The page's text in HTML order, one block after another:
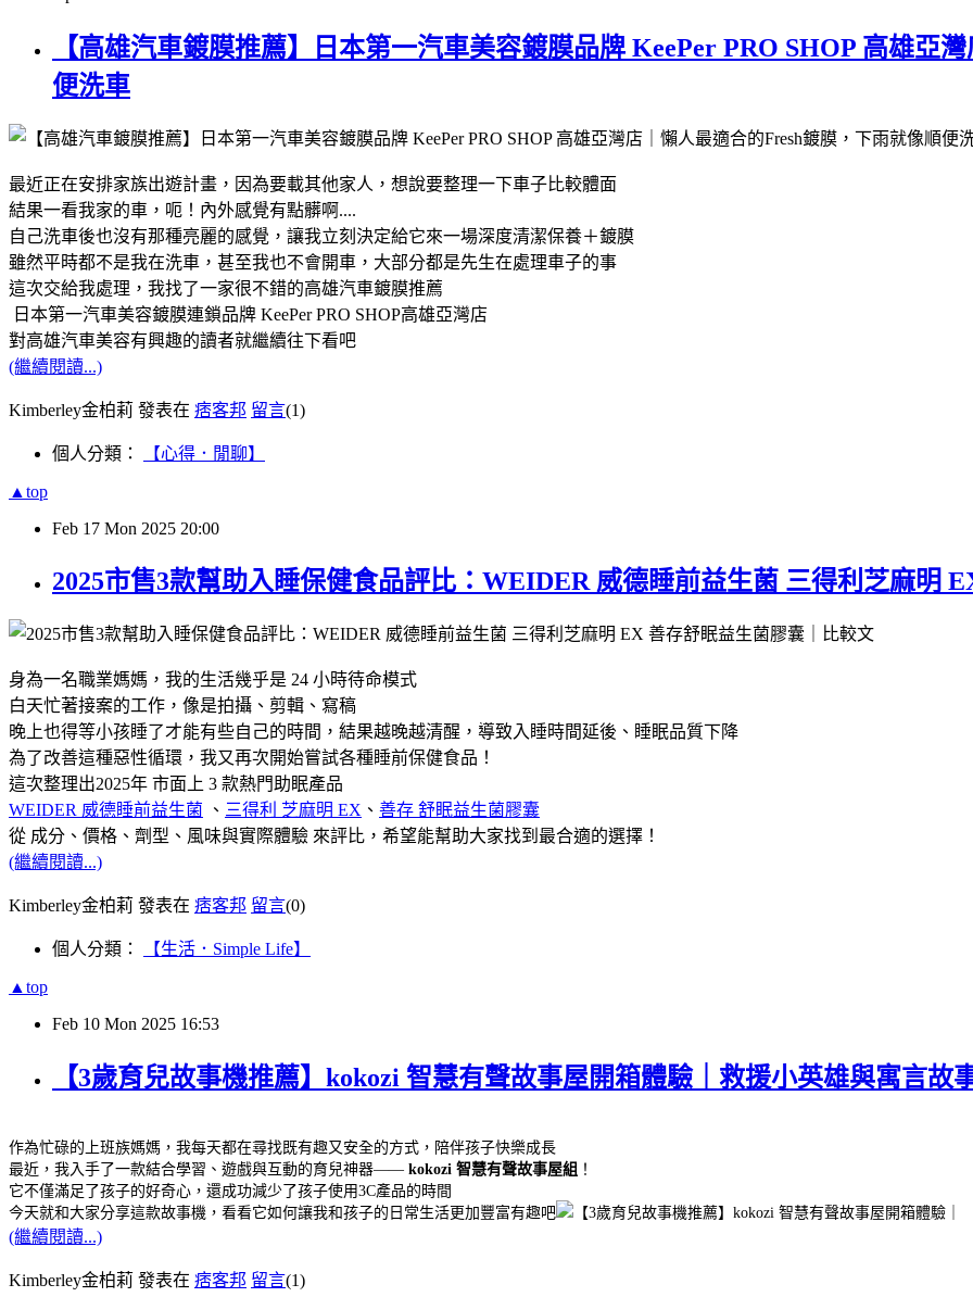
【高雄汽車鍍膜推薦】日本第一汽車美容鍍膜品牌 KeePer PRO SHOP 高雄亞
便洗車
最近正在安排家族出遊計畫，因為要載其他家人，想說要整理一下車子比較體面
結果一看我家的車，呃！內外感覺有點髒啊....
自己洗車後也沒有那種亮麗的感覺，讓我立刻決定給它來一場深度清潔保養＋鍍膜
雖然平時都不是我在洗車，甚至我也不會開車，大部分都是先生在處理車子的事
這次交給我處理，我找了一家很不錯的高雄汽車鍍膜推薦
日本第一汽車美容鍍膜連鎖品牌 KeePer PRO SHOP高雄亞灣店
對高雄汽車美容有興趣的讀者就繼續往下看吧
(繼續閱讀...)
Kimberley金柏莉 發表在 痞客邦 留言(1)
個人分類： 【心得．閒聊】
▲top
Feb 17 Mon 2025 20:00
2025市售3款幫助入睡保健食品評比：WEIDER 威德睡前益生菌 三得利芝麻明
身為一名職業媽媽，我的生活幾乎是 24 小時待命模式
白天忙著接案的工作，像是拍攝、剪輯、寫稿
晚上也得等小孩睡了才能有些自己的時間，結果越晚越清醒，導致入睡時間延後、睡眠品質下降
為了改善這種惡性循環，我又再次開始嘗試各種睡前保健食品！
這次整理出2025年 市面上 3 款熱門助眠產品
WEIDER 威德睡前益生菌 、 三得利 芝麻明 EX 、 善存 舒眠益生菌膠囊
從 成分、價格、劑型、風味與實際體驗 來評比，希望能幫助大家找到最合適的選擇！
(繼續閱讀...)
Kimberley金柏莉 發表在 痞客邦 留言(0)
個人分類： 【生活．Simple Life】
▲top
Feb 10 Mon 2025 16:53
【3歲育兒故事機推薦】kokozi 智慧有聲故事屋開箱體驗｜救援小英雄與寓言故
作為忙碌的上班族媽媽，我每天都在尋找既有趣又安全的方式，陪伴孩子快樂成長
最近，我入手了一款結合學習、遊戲與互動的育兒神器—— kokozi 智慧有聲故事屋組 ！
它不僅滿足了孩子的好奇心，還成功減少了孩子使用3C產品的時間
今天就和大家分享這款故事機，看看它如何讓我和孩子的日常生活更加豐富有趣吧
(繼續閱讀...)
Kimberley金柏莉 發表在 痞客邦 留言(1)